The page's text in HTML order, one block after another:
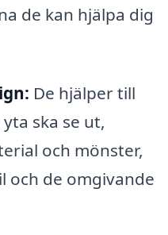
de kan hjälpa dig
De hjälper till
ska se ut,
och mönster,
och de omgivande